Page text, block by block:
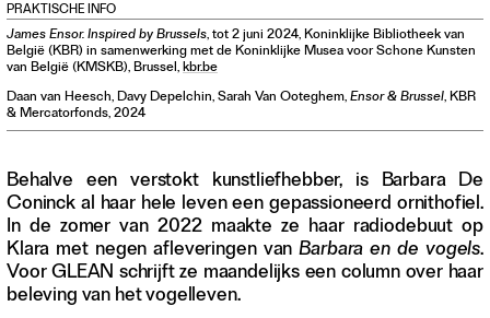
Inzicht
Events
Meer rubrieken
Alle nummers
Aanmelden
Abonneren
Adverteren
Nieuwsbrief
Over GLEAN
PRAKTISCHE INFO
James Ensor. Inspired by Brussels, tot 2 juni 2024, Koninklijke Bibliotheek van
België (KBR) in samenwerking met de Koninklijke Musea voor Schone Kunsten
van België (KMSKB), Brussel,kbr.be
Daan van Heesch, Davy Depelchin, Sarah Van Ooteghem,Ensor & Brussel, KBR
& Mercatorfonds, 2024
Behalve een verstokt kunstliefhebber, is Barbara De
Coninck al haar hele leven een gepassioneerd ornithofiel.
In de zomer van 2022 maakte ze haar radiodebuut op
Klara met negen afleveringen vanBarbara en de vogels.
Voor GLEAN schrijft ze maandelijks een column over haar
beleving van het vogelleven.